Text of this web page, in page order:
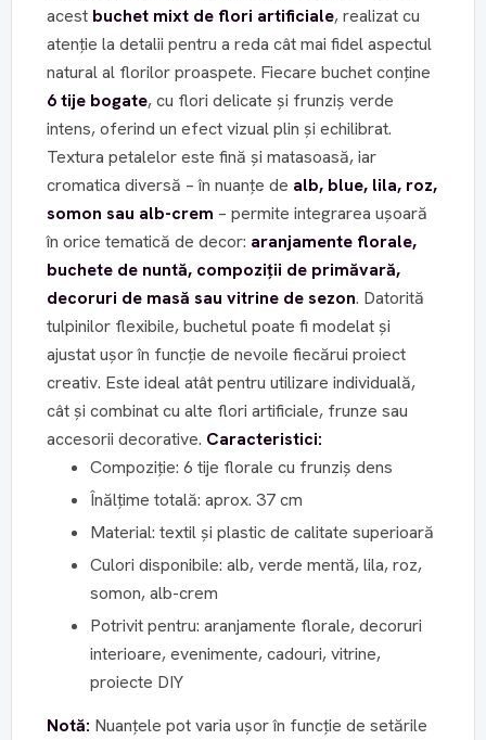
acest buchet mixt de flori artificiale, realizat cu
atenție la detalii pentru a reda cât mai fidel aspectul
natural al florilor proaspete. Fiecare buchet conține
6 tije bogate, cu flori delicate și frunziș verde
intens, oferind un efect vizual plin și echilibrat.
Textura petalelor este fină și matasoasă, iar
cromatica diversă – în nuanțe de alb, blue, lila, roz,
somon sau alb-crem – permite integrarea ușoară
în orice tematică de decor: aranjamente florale,
buchete de nuntă, compoziții de primăvară,
decoruri de masă sau vitrine de sezon. Datorită
tulpinilor flexibile, buchetul poate fi modelat și
ajustat ușor în funcție de nevoile fiecărui proiect
creativ. Este ideal atât pentru utilizare individuală,
cât și combinat cu alte flori artificiale, frunze sau
accesorii decorative. Caracteristici:
Compoziție: 6 tije florale cu frunziș dens
Înălțime totală: aprox. 37 cm
Material: textil și plastic de calitate superioară
Culori disponibile: alb, verde mentă, lila, roz,
somon, alb-crem
Potrivit pentru: aranjamente florale, decoruri
interioare, evenimente, cadouri, vitrine,
proiecte DIY
Notă: Nuanțele pot varia ușor în funcție de setările